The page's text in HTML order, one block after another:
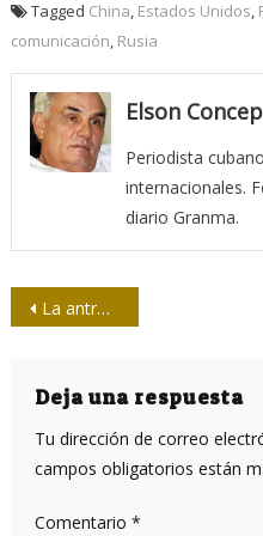
Tagged China Estados Unidos
comunicación Rusia
Elson
Periodista
internacionales.
diario Granma.
Navegación
entradas
La antropología audiovisual y las nuevas formas de mirar las sociedades
Deja una respuesta
Tu dirección de correo
campos obligatorios están
Comentario *